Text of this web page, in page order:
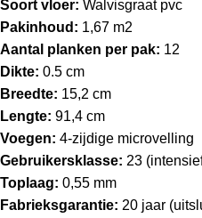
Soort vloer: Walvisgraat pvc
Pakinhoud: 1,67 m2
Aantal planken per pak: 12
Dikte: 0.5 cm
Breedte: 15,2 cm
Lengte: 91,4 cm
Voegen: 4-zijdige microvelling
Gebruikersklasse: 23
Toplaag: 0,55 mm
Fabrieksgarantie: 20 jaar